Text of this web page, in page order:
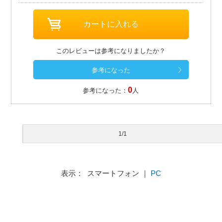
このレビューは参考になりましたか？
参考になった：0 人
1/1
表示： スマートフォン ｜ PC